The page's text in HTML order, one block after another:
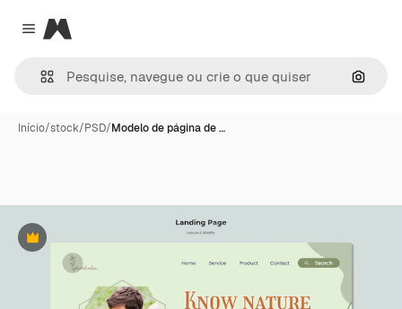
Close menu
Magnific
Início/stock/PSD/Modelo de página de …
Premium